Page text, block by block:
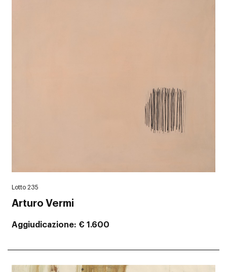
Lotto 235
Arturo Vermi
Aggiudicazione € 1.600